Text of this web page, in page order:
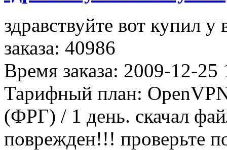
здравствуйте вот купил
заказа: 40986
Время заказа: 2009-12-25
Тарифный план:
(ФРГ) / 1 день. скачал
поврежден!!! проверьте